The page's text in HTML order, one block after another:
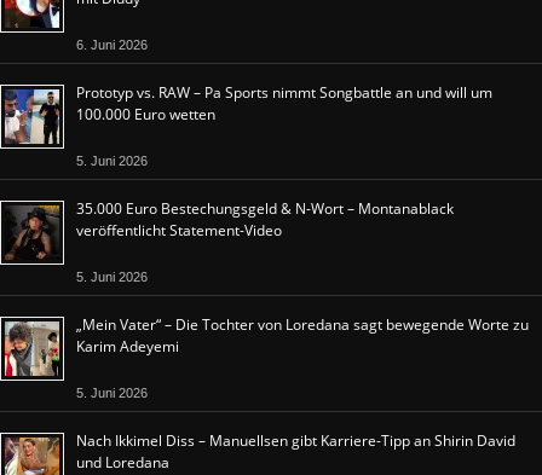
6. Juni 2026
Prototyp vs. RAW – Pa Sports nimmt Songbattle an und will um
100.000 Euro wetten
5. Juni 2026
35.000 Euro Bestechungsgeld & N-Wort – Montanablack
veröffentlicht Statement-Video
5. Juni 2026
„Mein Vater“ – Die Tochter von Loredana sagt bewegende Worte zu
Karim Adeyemi
5. Juni 2026
Nach Ikkimel Diss – Manuellsen gibt Karriere-Tipp an Shirin David
und Loredana